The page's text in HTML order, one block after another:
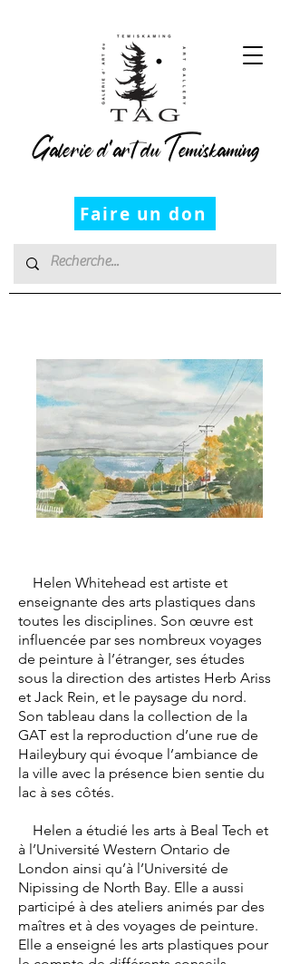
Faire un don
Galerie d’art du Temiskaming
Helen Whitehead est artiste et
enseignante des arts plastiques dans
toutes les disciplines. Son œuvre est
influencée par ses nombreux voyages
de peinture à l’étranger, ses études
sous la direction des artistes Herb Ariss
et Jack Rein, et le paysage du nord.
Son tableau dans la collection de la
GAT est la reproduction d’une rue de
Haileybury qui évoque l’ambiance de
la ville avec la présence bien sentie du
lac à ses côtés.
Helen a étudié les arts à Beal Tech et
à l’Université Western Ontario de
London ainsi qu’à l’Université de
Nipissing de North Bay. Elle a aussi
participé à des ateliers animés par des
maîtres et à des voyages de peinture.
Elle a enseigné les arts plastiques pour